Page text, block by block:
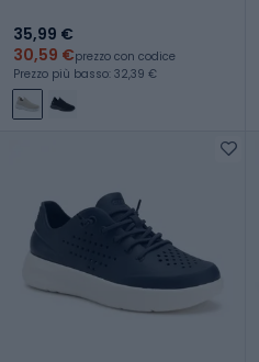
35,99 €
30,59 €prezzo con codice
Prezzo più basso: 32,39 €